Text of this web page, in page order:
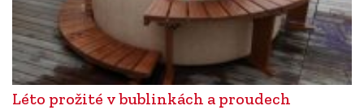
Léto prožité v bublinkách a proudech